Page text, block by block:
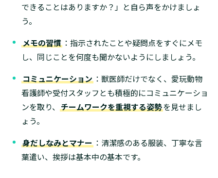
できることはありますか？」と自ら声をかけましょ
う。
メモの習慣 ：指示されたことや疑問点をすぐにメモ
し、同じことを何度も聞かないようにしましょう。
コミュニケーション ：獣医師だけでなく、愛玩動物
看護師や受付スタッフとも積極的にコミュニケーショ
ンを取り、 チームワークを重視する姿勢を見せまし
ょう。
身だしなみとマナー ：清潔感のある服装、丁寧な言
葉遣い、挨拶は基本中の基本です。